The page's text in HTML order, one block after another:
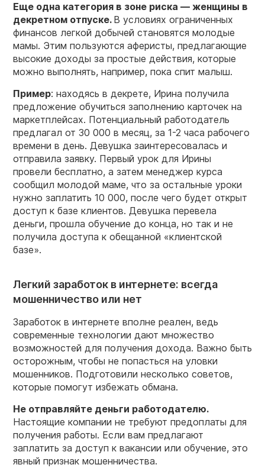
Еще одна категория в зоне риска — женщины в
декретном отпуске. В условиях ограниченных
финансов легкой добычей становятся молодые
мамы. Этим пользуются аферисты, предлагающие
высокие доходы за простые действия, которые
можно выполнять, например, пока спит малыш.
Пример: находясь в декрете, Ирина получила
предложение обучиться заполнению карточек на
маркетплейсах. Потенциальный работодатель
предлагал от 30 000 в месяц, за 1-2 часа рабочего
времени в день. Девушка заинтересовалась и
отправила заявку. Первый урок для Ирины
провели бесплатно, а затем менеджер курса
сообщил молодой маме, что за остальные уроки
нужно заплатить 10 000, после чего будет открыт
доступ к базе клиентов. Девушка перевела
деньги, прошла обучение до конца, но так и не
получила доступа к обещанной «клиентской
базе».
Легкий заработок в интернете: всегда
мошенничество или нет
Заработок в интернете вполне реален, ведь
современные технологии дают множество
возможностей для получения дохода. Важно быть
осторожным, чтобы не попасться на уловки
мошенников. Подготовили несколько советов,
которые помогут избежать обмана.
Не отправляйте деньги работодателю.
Настоящие компании не требуют предоплаты для
получения работы. Если вам предлагают
заплатить за доступ к вакансии или обучение, это
явный признак мошенничества.